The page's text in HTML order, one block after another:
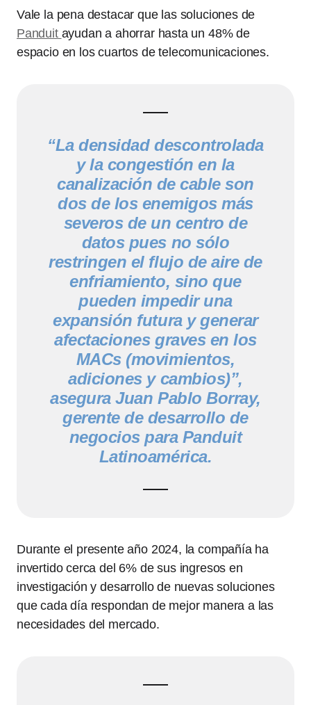
Vale la pena destacar que las soluciones de
Panduit ayudan a ahorrar hasta un 48% de
espacio en los cuartos de telecomunicaciones.
“La densidad descontrolada
y la congestión en la
canalización de cable son
dos de los enemigos más
severos de un centro de
datos pues no sólo
restringen el flujo de aire de
enfriamiento, sino que
pueden impedir una
expansión futura y generar
afectaciones graves en los
MACs (movimientos,
adiciones y cambios)”,
asegura Juan Pablo Borray,
gerente de desarrollo de
negocios para Panduit
Latinoamérica.
Durante el presente año 2024, la compañía ha
invertido cerca del 6% de sus ingresos en
investigación y desarrollo de nuevas soluciones
que cada día respondan de mejor manera a las
necesidades del mercado.